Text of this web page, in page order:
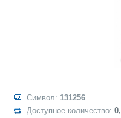
Символ: 131256
Доступное количество:0,